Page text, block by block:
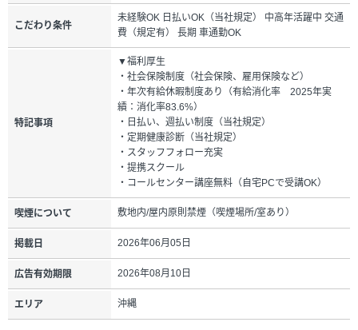
こだわり条件
未経験OK 日払いOK（当社規定） 中高年活躍中 交通
費（規定有） 長期 車通勤OK
特記事項
▼福利厚生
・社会保険制度（社会保険、雇用保険など）
・年次有給休暇制度あり（有給消化率 2025年実
績：消化率83.6%）
・日払い、週払い制度（当社規定）
・定期健康診断（当社規定）
・スタッフフォロー充実
・提携スクール
・コールセンター講座無料（自宅PCで受講OK）
喫煙について 敷地内/屋内原則禁煙（喫煙場所/室あり）
掲載日 2026年06月05日
広告有効期限 2026年08月10日
エリア 沖縄